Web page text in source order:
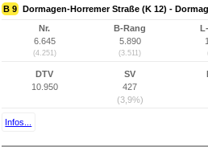
B 9 Dormagen-Horremer Straße (K 12) -
Nr.
6.645
(4.251)
B-Rang
5.890
(3.511)
DTV
10.950
SV
427
(3,9%)
Infos...